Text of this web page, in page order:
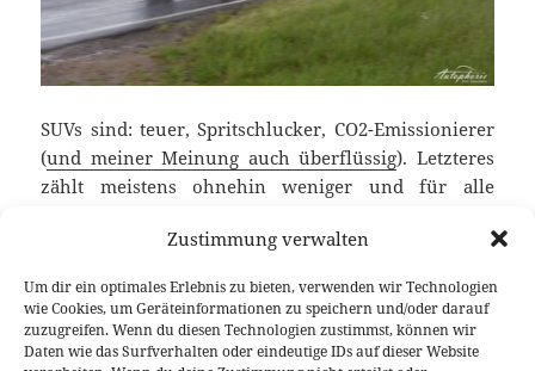
Zustimmung verwalten
Um dir ein optimales Erlebnis zu bieten, verwenden wir Technologien
wie Cookies, um Geräteinformationen zu speichern und/oder darauf
zuzugreifen. Wenn du diesen Technologien zustimmst, können wir
Daten wie das Surfverhalten oder eindeutige IDs auf dieser Website
SUVs sind: teuer, Spritschlucker, CO2-Emissionierer
(und meiner Meinung auch überflüssig). Letzteres
zählt meistens ohnehin weniger und für alle
Samstag eine Lösung. Der Outlander PHEV oder
Antrieb, der ab 39.990 Euro zu haben ist und im
Normverbrauch nur 1,9 Liter/100 km verschlingt.
Sauberes Angebot, gibt’s da auch keinen Haken? Ich